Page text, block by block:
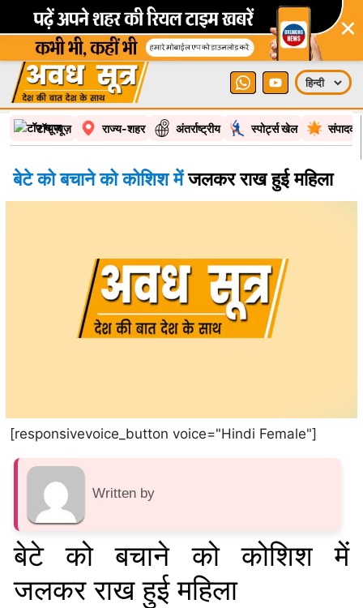
×
टॉप न्यूज़ राज्य-शहर अंतर्राष्ट्रीय स्पोर्ट्स खेल
बेटे को बचाने को कोशिश मेंजलकर राख हुई महिला
[responsivevoice_button voice="Hindi Female"]
Written by
बेटे को बचाने को कोशिश में
जलकर राख हुई महिला